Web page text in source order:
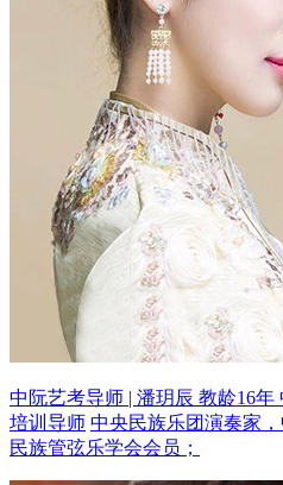
中阮艺考导师 | 潘玥辰 教龄16年
培训导师 中央民族乐团演奏家
民族管弦乐学会会员；